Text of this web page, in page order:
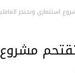
استثماري وتحتجز